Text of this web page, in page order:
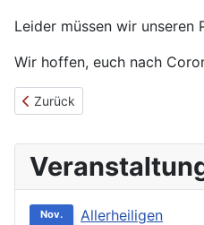
Leider müssen wir unseren
Wir hoffen, euch nach
Vorheriger Beitrag:
Zurück
Nov.
Allerheiligen